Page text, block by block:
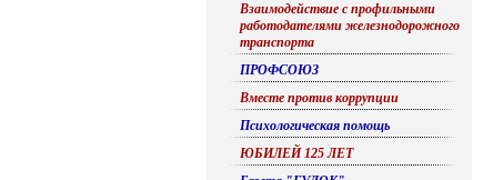
Взаимодействие с профильными
работодателями железнодорожного
транспорта
ПРОФСОЮЗ
Вместе против коррупции
Психологическая помощь
ЮБИЛЕЙ 125 ЛЕТ